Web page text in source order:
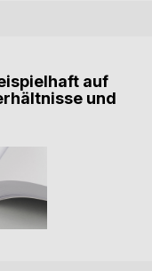
auf
und